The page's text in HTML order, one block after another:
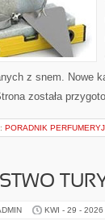
z snem. Nowe
została
PORADNIK
KWI - 29 - 2026